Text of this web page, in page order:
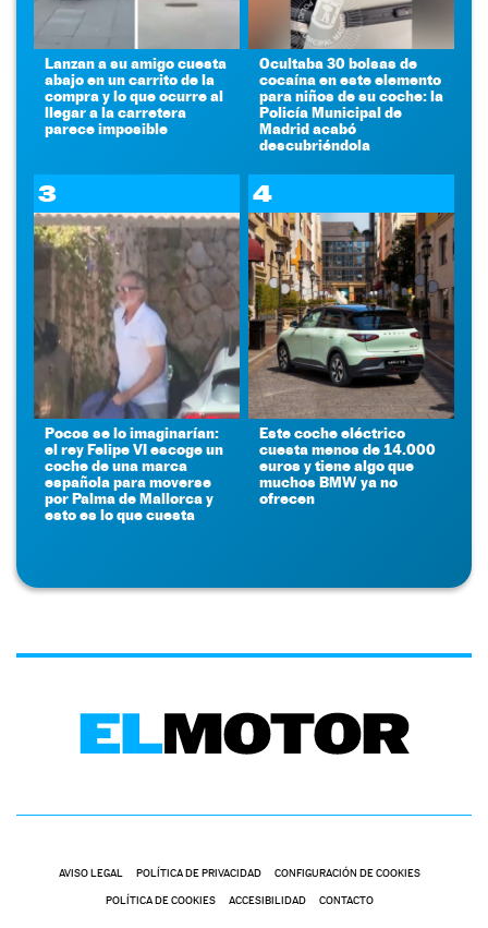
Lanzan a su amigo cuesta
abajo en un carrito de la
compra y lo que ocurre al
llegar a la carretera
parece imposible
Ocultaba 30 bolsas de
cocaína en este elemento
para niños de su coche: la
Policía Municipal de
Madrid acabó
descubriéndola
3
Pocos se lo imaginarían:
el rey Felipe VI escoge un
coche de una marca
española para moverse
por Palma de Mallorca y
esto es lo que cuesta
4
Este coche eléctrico
cuesta menos de 14.000
euros y tiene algo que
muchos BMW ya no
ofrecen
AVISO LEGAL POLÍTICA DE PRIVACIDAD CONFIGURACIÓN DE COOKIES
POLÍTICA DE COOKIES ACCESIBILIDAD CONTACTO